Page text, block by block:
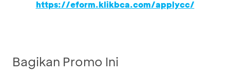
https://eform.klikbca.com/applycc/
Bagikan Promo Ini